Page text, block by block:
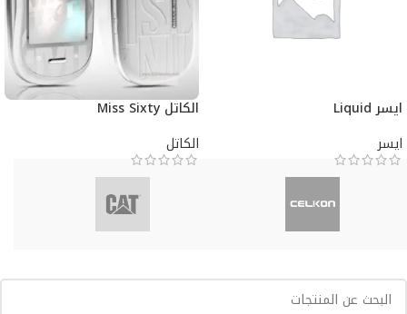
ايسر Liquid
ايسر
الكاتل Miss Sixty
الكاتل